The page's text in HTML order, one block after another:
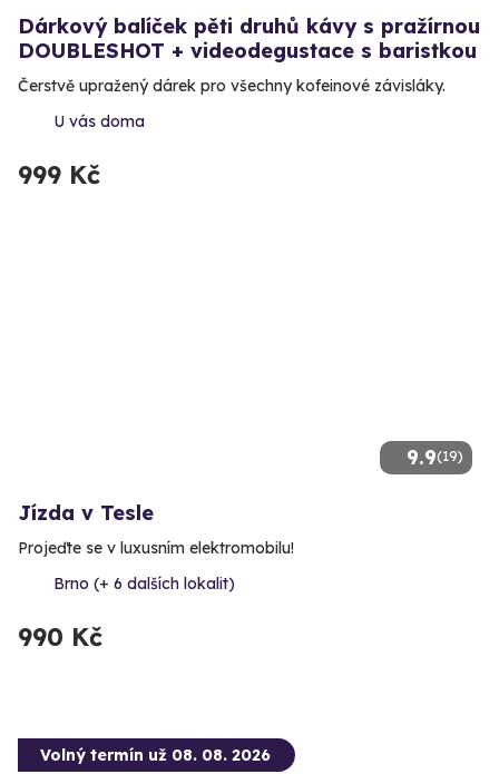
Dárkový balíček pěti druhů kávy s pražírnou
DOUBLESHOT + videodegustace s baristkou
Čerstvě upražený dárek pro všechny kofeinové závisláky.
U vás doma
999 Kč
9.9(19)
Jízda v Tesle
Projeďte se v luxusním elektromobilu!
Brno (+ 6 dalších lokalit)
990 Kč
Volný termín už 08. 08. 2026